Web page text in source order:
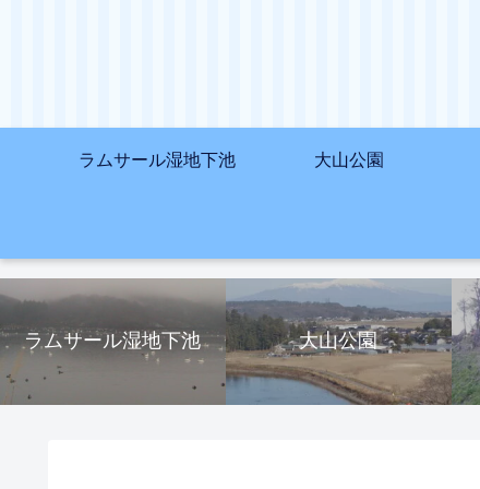
ラムサール湿地下池 大山公園
ラムサール湿地下池 大山公園